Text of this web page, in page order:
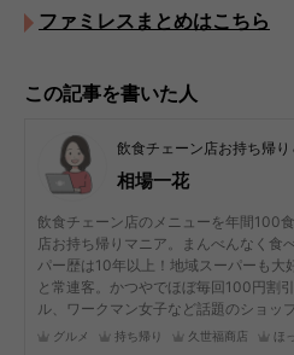
ファミレスまとめはこちら
この記事を書いた人
飲食チェーン店お持ち帰
相場一花
飲食チェーン店のメニューを年間100
店お持ち帰りマニア。まんべんなく食
パー歴は10年以上！地域スーパーも大
と常連客。かつやでほぼ毎回100円割
ル、ワークマン女子など話題のショッ
グルメ 持ち帰り 久世福商店 ほ